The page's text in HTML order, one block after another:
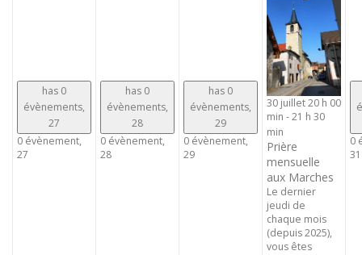
has 0
évènements,
27
0 évènement,
27
has 0
évènements,
28
0 évènement,
28
has 0
évènements,
29
0 évènement,
29
30 juillet 20 h 00
min -21 h 30
min
Prière
mensuelle
aux Marches
Le dernier
jeudi de
chaque mois
(depuis 2025),
vous êtes
0
31